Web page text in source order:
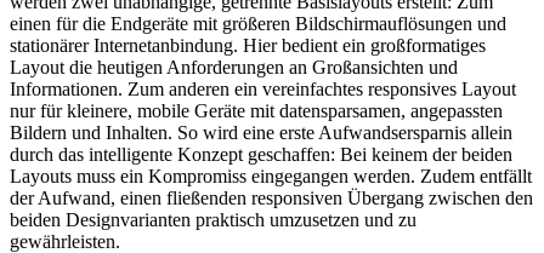
einen für die Endgeräte mit größeren Bildschirmauflösungen und
stationärer Internetanbindung. Hier bedient ein großformatiges
Layout die heutigen Anforderungen an Großansichten und
Informationen. Zum anderen ein vereinfachtes responsives Layout
nur für kleinere, mobile Geräte mit datensparsamen, angepassten
Bildern und Inhalten. So wird eine erste Aufwandsersparnis allein
durch das intelligente Konzept geschaffen: Bei keinem der beiden
Layouts muss ein Kompromiss eingegangen werden. Zudem entfällt
der Aufwand, einen fließenden responsiven Übergang zwischen den
beiden Designvarianten praktisch umzusetzen und zu
gewährleisten.